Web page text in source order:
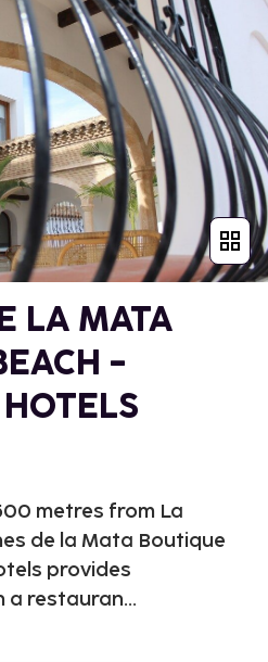
LA MATA
-
metres from La
de la Mata Boutique
provides
restauran...